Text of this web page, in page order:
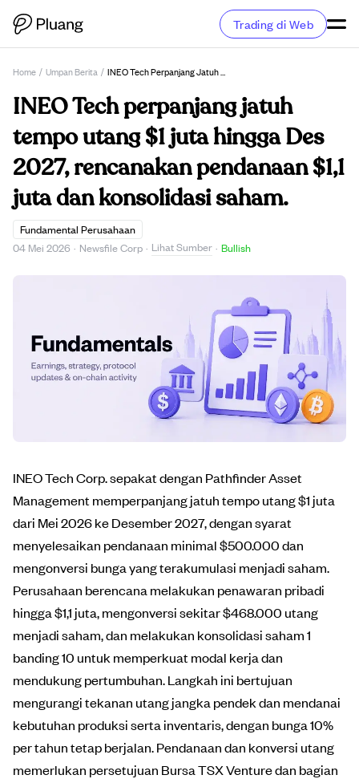
Trading di Web
Home / Umpan Berita / INEO Tech Perpanjang Jatuh Tempo Utang $1 Juta Hingga Des 2027, Rencanakan Pendanaan $1,1 Juta Dan Konsolidasi Saham.
INEO Tech perpanjang jatuh
tempo utang $1 juta hingga Des
2027, rencanakan pendanaan $1,1
juta dan konsolidasi saham.
Fundamental Perusahaan
04 Mei 2026 · Newsfile Corp · Lihat Sumber · Bullish
INEO Tech Corp. sepakat dengan Pathfinder Asset
Management memperpanjang jatuh tempo utang $1 juta
dari Mei 2026 ke Desember 2027, dengan syarat
menyelesaikan pendanaan minimal $500.000 dan
mengonversi bunga yang terakumulasi menjadi saham.
Perusahaan berencana melakukan penawaran pribadi
hingga $1,1 juta, mengonversi sekitar $468.000 utang
menjadi saham, dan melakukan konsolidasi saham 1
banding 10 untuk memperkuat modal kerja dan
mendukung pertumbuhan. Langkah ini bertujuan
mengurangi tekanan utang jangka pendek dan mendanai
kebutuhan produksi serta inventaris, dengan bunga 10%
per tahun tetap berjalan. Pendanaan dan konversi utang
memerlukan persetujuan Bursa TSX Venture dan bagian